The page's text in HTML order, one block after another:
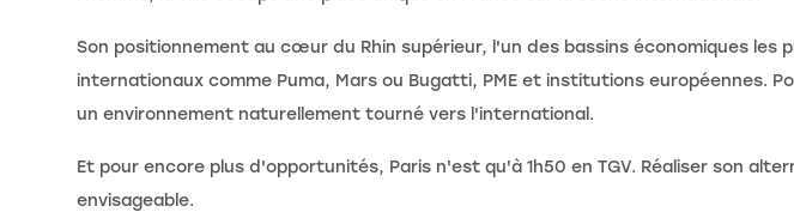
Son positionnement au cœur du Rhin supérieur, l'un des bassins économiques
internationaux comme Puma, Mars ou Bugatti, PME et institutions
un environnement naturellement tourné vers l'international.
Et pour encore plus d'opportunités, Paris n'est qu'à 1h50 en TGV. Réaliser son
envisageable.